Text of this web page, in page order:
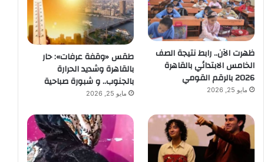
ظهرت الآن.. رابط نتيجة الصف
الخامس الابتدائي بالقاهرة
2026 بالرقم القومي
مايو 25, 2026
طقس «وقفة عرفات»: حار
بالقاهرة وشديد الحرارة
بالجنوب.. و شبورة صباحية
مايو 25, 2026